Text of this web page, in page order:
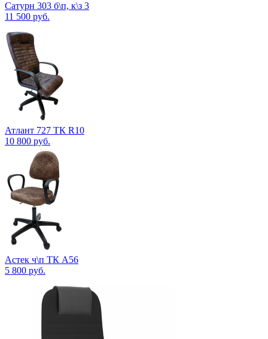
Сатурн 303 б\п, к\з 3
11 500 руб.
Атлант 727 ТК R10
10 800 руб.
Астек ч\п ТК А56
5 800 руб.